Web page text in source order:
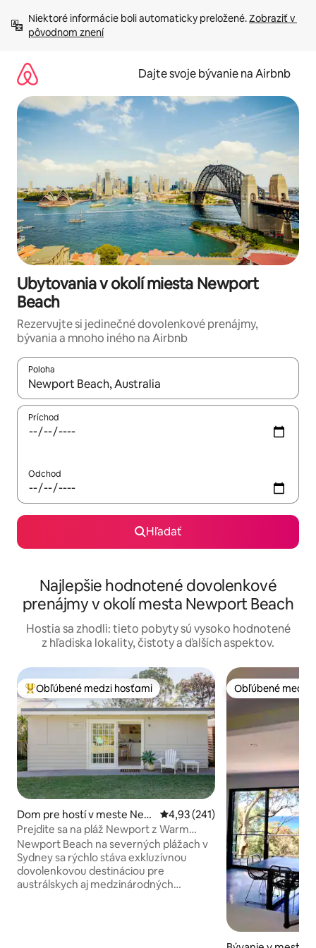
obsah.
Niektoré informácie boli automaticky preložené. Zobraziť v
pôvodnom znení
Dajte svoje bývanie na Airbnb
Ubytovania v okolí miesta Newport
Beach
Rezervujte si jedinečné dovolenkové prenájmy,
bývania a mnoho iného na Airbnb
Poloha
Keď budú výsledky k dispozícii, môžete si ich prechádzať
Príchod
Odchod
Hľadať
Najlepšie hodnotené dovolenkové
prenájmy v okolí mesta Newport Beach
Hostia sa zhodli: tieto pobyty sú vysoko hodnotené
z hľadiska lokality, čistoty a ďalších aspektov.
Najobľúbenejšie medzi hosťami
Obľúbené medzi hosťami
Dom pre hostí v meste New
port
Priemerné ohodnotenie 4,93 z
4,93 (241)
Prejdite sa na pláž Newport z Warm
Studio
Newport Beach na severných plážach v
Sydney sa rýchlo stáva exkluzívnou
dovolenkovou destináciou pre
austrálskych aj medzinárodných
Obľúbené medzi
Obľúbené medzi